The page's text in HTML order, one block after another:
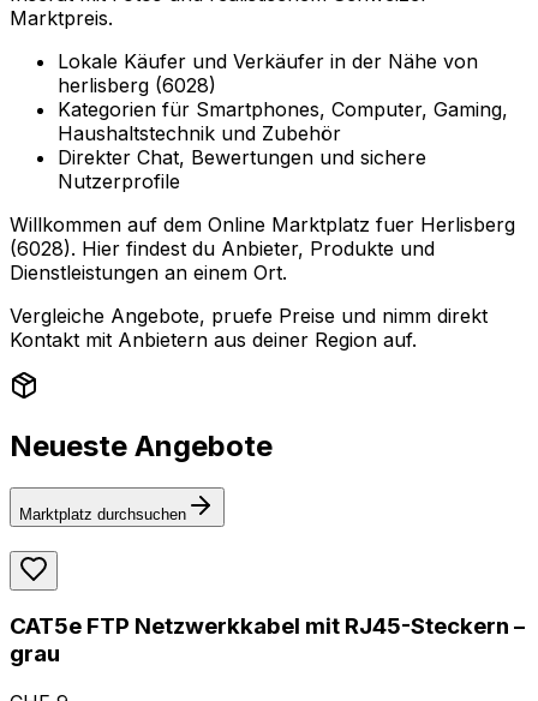
Marktpreis.
Lokale Käufer und Verkäufer in der Nähe von
herlisberg (6028)
Kategorien für Smartphones, Computer, Gaming,
Haushaltstechnik und Zubehör
Direkter Chat, Bewertungen und sichere
Nutzerprofile
Willkommen auf dem Online Marktplatz fuer Herlisberg
(6028). Hier findest du Anbieter, Produkte und
Dienstleistungen an einem Ort.
Vergleiche Angebote, pruefe Preise und nimm direkt
Kontakt mit Anbietern aus deiner Region auf.
Neueste Angebote
Marktplatz durchsuchen
CAT5e FTP Netzwerkkabel mit RJ45-Steckern –
grau